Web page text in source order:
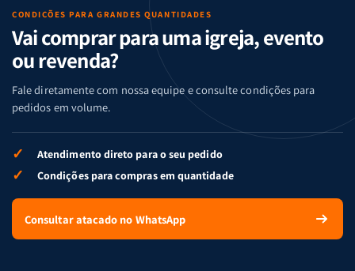
CONDIÇÕES PARA GRANDES QUANTIDADES
Vai comprar para uma igreja, evento
ou revenda?
Fale diretamente com nossa equipe e consulte condições para
pedidos em volume.
✓ Atendimento direto para o seu pedido
✓ Condições para compras em quantidade
Consultar atacado no WhatsApp